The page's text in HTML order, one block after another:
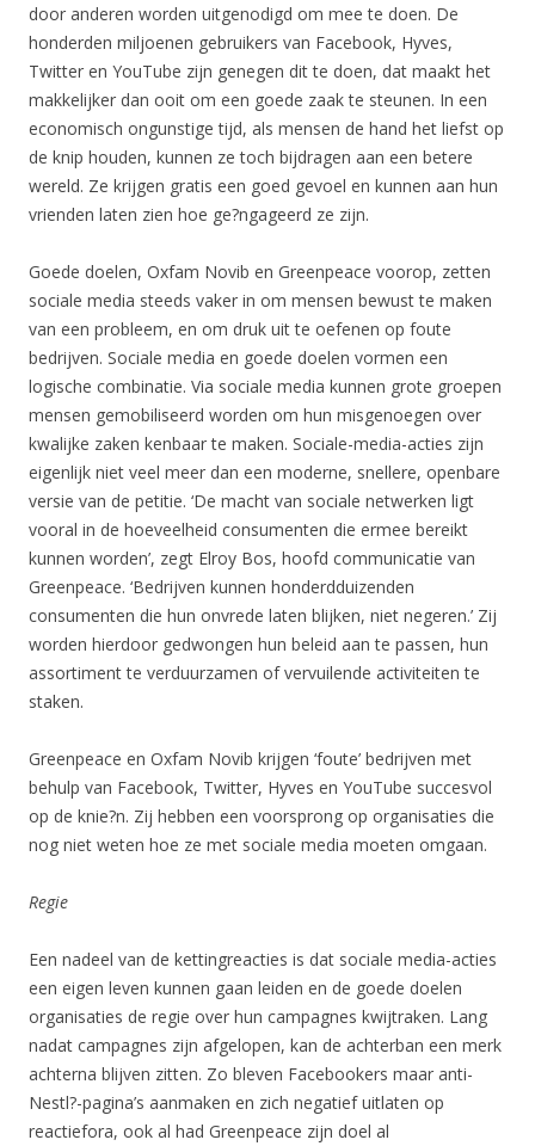
door anderen worden uitgenodigd om mee te doen. De
honderden miljoenen gebruikers van Facebook, Hyves,
Twitter en YouTube zijn genegen dit te doen, dat maakt het
makkelijker dan ooit om een goede zaak te steunen. In een
economisch ongunstige tijd, als mensen de hand het liefst op
de knip houden, kunnen ze toch bijdragen aan een betere
wereld. Ze krijgen gratis een goed gevoel en kunnen aan hun
vrienden laten zien hoe ge?ngageerd ze zijn.
Goede doelen, Oxfam Novib en Greenpeace voorop, zetten
sociale media steeds vaker in om mensen bewust te maken
van een probleem, en om druk uit te oefenen op foute
bedrijven. Sociale media en goede doelen vormen een
logische combinatie. Via sociale media kunnen grote groepen
mensen gemobiliseerd worden om hun misgenoegen over
kwalijke zaken kenbaar te maken. Sociale-media-acties zijn
eigenlijk niet veel meer dan een moderne, snellere, openbare
versie van de petitie. ‘De macht van sociale netwerken ligt
vooral in de hoeveelheid consumenten die ermee bereikt
kunnen worden’, zegt Elroy Bos, hoofd communicatie van
Greenpeace. ‘Bedrijven kunnen honderdduizenden
consumenten die hun onvrede laten blijken, niet negeren.’ Zij
worden hierdoor gedwongen hun beleid aan te passen, hun
assortiment te verduurzamen of vervuilende activiteiten te
staken.
Greenpeace en Oxfam Novib krijgen ‘foute’ bedrijven met
behulp van Facebook, Twitter, Hyves en YouTube succesvol
op de knie?n. Zij hebben een voorsprong op organisaties die
nog niet weten hoe ze met sociale media moeten omgaan.
Regie
Een nadeel van de kettingreacties is dat sociale media-acties
een eigen leven kunnen gaan leiden en de goede doelen
organisaties de regie over hun campagnes kwijtraken. Lang
nadat campagnes zijn afgelopen, kan de achterban een merk
achterna blijven zitten. Zo bleven Facebookers maar anti-
Nestl?-pagina’s aanmaken en zich negatief uitlaten op
reactiefora, ook al had Greenpeace zijn doel al